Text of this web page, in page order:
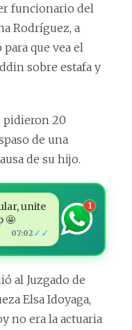
funcionario del
Rodríguez, a
que vea el
sobre estafa y
pidieron 20
de una
de su hijo.
unite
🤩
07:02 ✓✓
1
al Juzgado de
Elsa Idoyaga,
no era la actuaria